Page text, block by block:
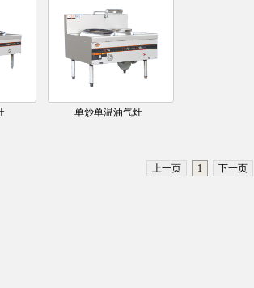
单炒单温油气灶
上一页 1 下一页